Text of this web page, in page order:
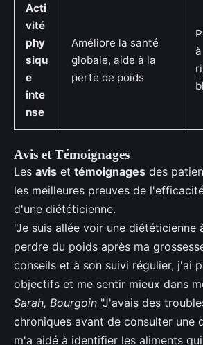
Acti
vité
phy
siqu
e
inte
nse
Améliore la santé
globale, aide à la
perte de poids
Avis et Témoignages
Les avis et témoignages des
les meilleures preuves de
d'une diététicienne.
"Je suis allée voir une diététicienne
perdre du poids après ma
conseils et à son suivi régulier, j'ai
objectifs et me sentir mieux dans
Sarah, Bourgoin "J'avais des
chroniques avant de consulter une
m'a aidé à identifier les aliments